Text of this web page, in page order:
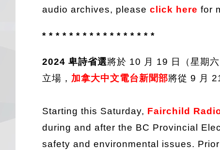
audio archives, please click here for
* * * * * * * * * * * * * * * * *
2024 卑詩省選將於 10 月 19 日（星期
立場， 加拿大中文電台新聞部將從 9 月
Starting this Saturday, Fairchild
during and after the BC Provincial
safety and environmental issues.